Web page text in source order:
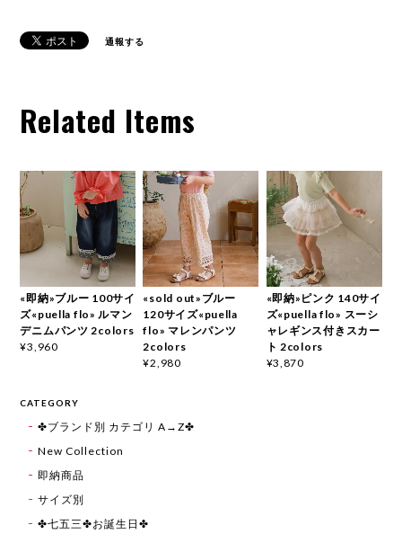
通報する
Related Items
«即納»ブルー 100サイ
ズ«puella flo» ルマン
デニムパンツ 2colors
¥3,960
«sold out»ブルー
120サイズ«puella
flo» マレンパンツ
2colors
¥2,980
«即納»ピンク 140サイ
ズ«puella flo» スーシ
ャレギンス付きスカー
ト 2colors
¥3,870
CATEGORY
✤ブランド別 カテゴリ A→Z✤
New Collection
即納商品
サイズ別
✤七五三✤お誕生日✤